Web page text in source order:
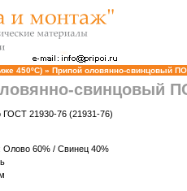
450ºС) » Припой оловянно-свинцовый
свинцовый
21930-76 (21931-76)
Олово 60% / Свинец 40%